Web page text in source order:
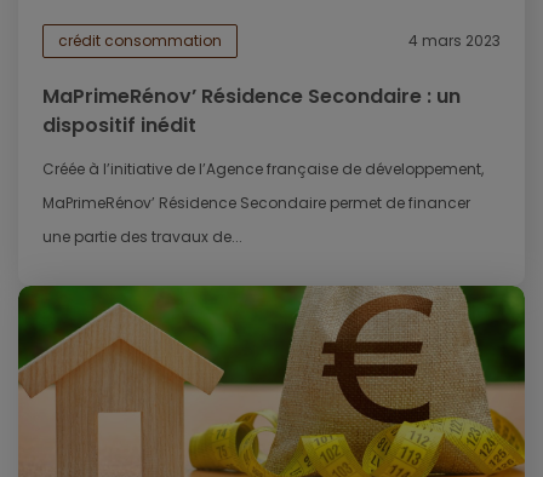
crédit consommation 4 mars 2023
MaPrimeRénov’ Résidence Secondaire : un
dispositif inédit
Créée à l’initiative de l’Agence française de développement,
MaPrimeRénov’ Résidence Secondaire permet de financer
une partie des travaux de...